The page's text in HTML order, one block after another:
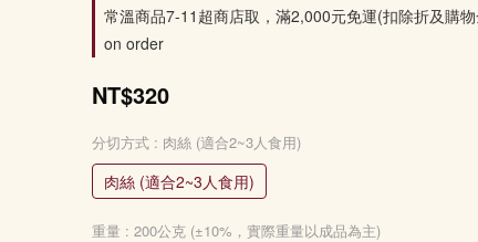
常溫商品7-11超商店取，滿2,000元免運(扣除折及購
on order
NT$320
分切方式 : 肉絲 (適合2~3人食用)
肉絲 (適合2~3人食用)
重量 : 200公克 (±10%，實際重量以成品為主)